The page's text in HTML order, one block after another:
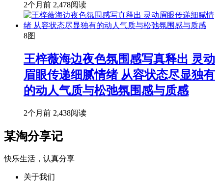
2个月前 2,478阅读
8图
王梓薇海边夜色氛围感写真释出 灵动
眉眼传递细腻情绪 从容状态尽显独有
的动人气质与松弛氛围感与质感
2个月前 2,438阅读
某淘分享记
快乐生活，认真分享
关于我们